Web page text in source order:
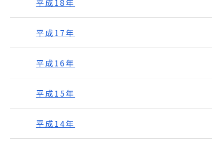
平成18年
平成17年
平成16年
平成15年
平成14年